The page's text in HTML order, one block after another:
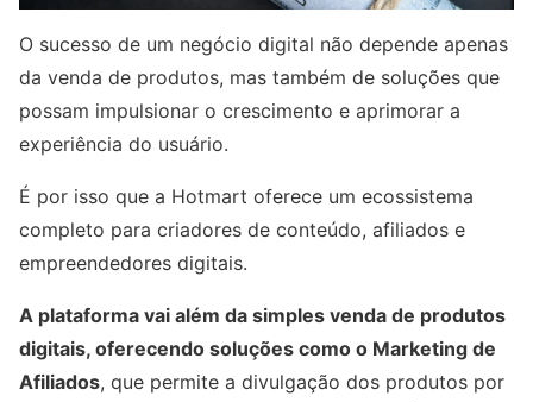
O sucesso de um negócio digital não depende apenas
da venda de produtos, mas também de soluções que
possam impulsionar o crescimento e aprimorar a
experiência do usuário.
É por isso que a Hotmart oferece um ecossistema
completo para criadores de conteúdo, afiliados e
empreendedores digitais.
A plataforma vai além da simples venda de produtos
digitais, oferecendo soluções como o Marketing de
Afiliados, que permite a divulgação dos produtos por